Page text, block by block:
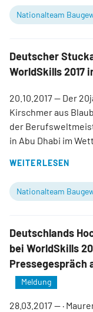
Nationalteam
Deutscher
WorldSkills 2017
20.10.2017— Der
Kirschmer aus
der
in Abu Dhabi im
WEITERLESEN
Nationalteam
Deutschlands
bei WorldSkills
Pressegespräch
Meldung
28.03.2017— ·